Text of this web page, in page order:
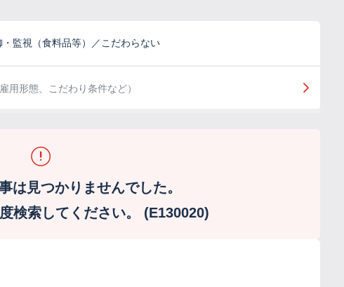
監視（食料品等）／こだわらない
用形態、こだわり条件など）
は見つかりませんでした。
検索してください。 (E130020)